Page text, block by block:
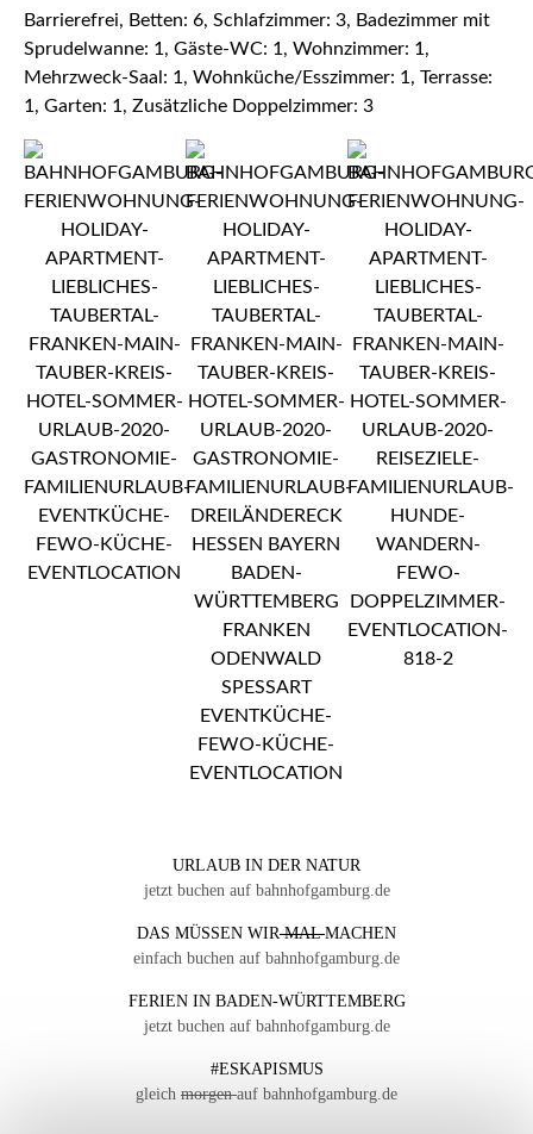
Barrierefrei, Betten: 6, Schlafzimmer: 3, Badezimmer mit
Sprudelwanne: 1, Gäste-WC: 1, Wohnzimmer: 1,
Mehrzweck-Saal: 1, Wohnküche/Esszimmer: 1, Terrasse:
1, Garten: 1, Zusätzliche Doppelzimmer: 3
URLAUB IN DER NATUR
jetzt buchen auf bahnhofgamburg.de
DAS MÜSSEN WIRMALMACHEN
einfach buchen auf bahnhofgamburg.de
FERIEN IN BADEN-WÜRTTEMBERG
jetzt buchen auf bahnhofgamburg.de
#ESKAPISMUS
gleich morgenauf bahnhofgamburg.de